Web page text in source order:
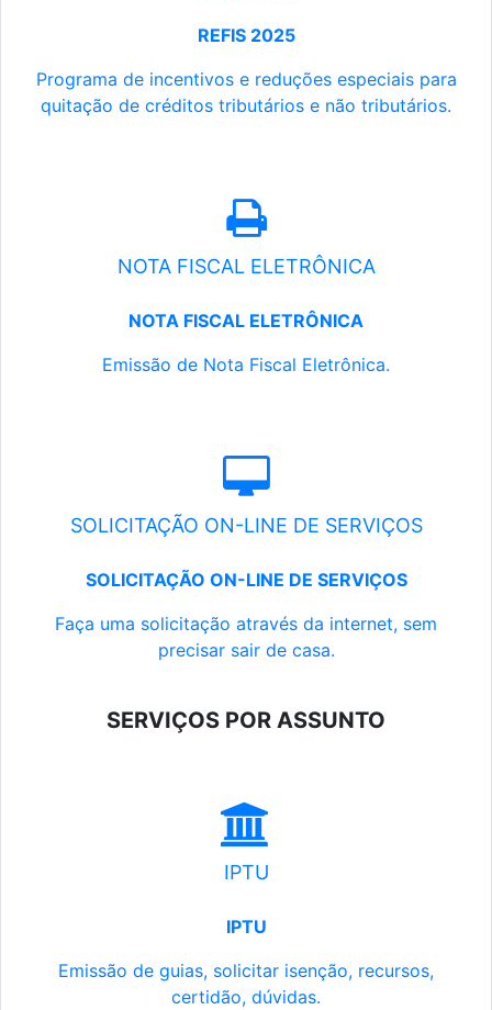
REFIS 2025
Programa de incentivos e reduções especiais para
quitação de créditos tributários e não tributários.
NOTA FISCAL ELETRÔNICA
NOTA FISCAL ELETRÔNICA
Emissão de Nota Fiscal Eletrônica.
SOLICITAÇÃO ON-LINE DE SERVIÇOS
SOLICITAÇÃO ON-LINE DE SERVIÇOS
Faça uma solicitação através da internet, sem
precisar sair de casa.
SERVIÇOS POR ASSUNTO
IPTU
IPTU
Emissão de guias, solicitar isenção, recursos,
certidão, dúvidas.